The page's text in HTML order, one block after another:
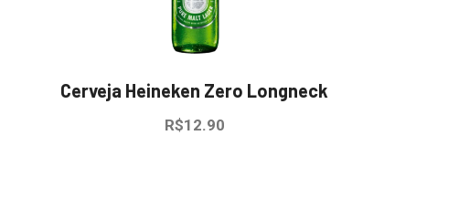
Cerveja Heineken Zero Longneck
R$12.90